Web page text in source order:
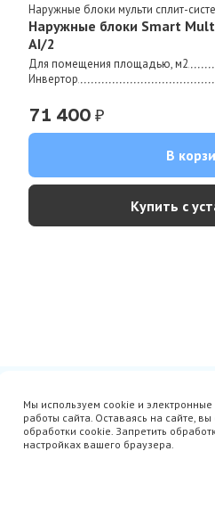
Наружные блоки мульти сплит-
Наружные блоки Smart
AI/2
Для помещения площадью, м2
Инвертор
71 400 ₽
В
Купить с
Avito
Акции
Гарантия
Оплата
Мы используем cookie и
работы сайта. Оставаясь на сайте,
обработки cookie. Запретить
настройках вашего браузера.